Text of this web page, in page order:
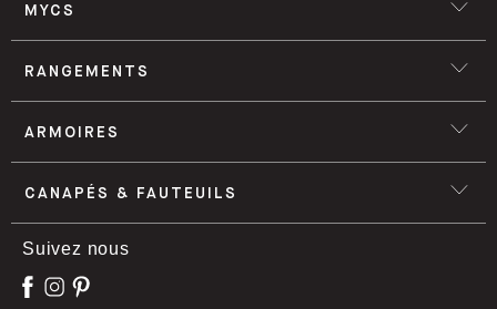
MYCS
RANGEMENTS
ARMOIRES
CANAPÉS & FAUTEUILS
Suivez nous